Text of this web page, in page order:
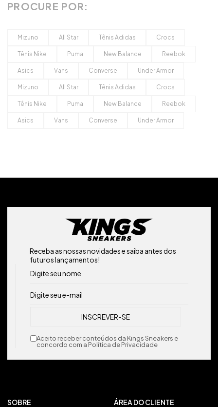
PROCURE POR:
Mizuno All Star Tênis Adidas Crocs
Tênis Nike Puma New Balance Reebok
Asics Vans Converse Under Armor
Mizuno All Star Tênis Adidas Crocs
Tênis Nike Puma New Balance Reebok
Asics Vans Converse Under Armor
Receba as nossas novidades e saiba antes dos
futuros lançamentos!
Aceito receber conteúdos da Kings Sneakers e
concordo com a Política de Privacidade
SOBRE ÁREA DO CLIENTE